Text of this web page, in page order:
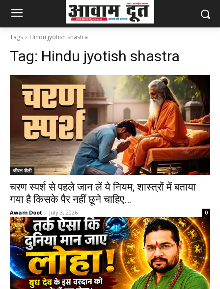
Tags Hindu jyotish shastra
Tag: Hindu jyotish shastra
जीवन शैली
चरण स्पर्श से पहले जान लें ये नियम, शास्त्रों में बताया
गया है किसके पैर नहीं छूने चाहिए…
Awam Doot - July 3, 2026 0